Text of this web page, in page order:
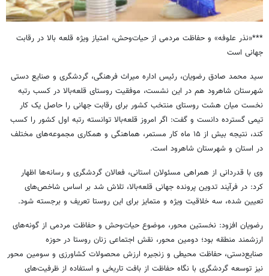
***«نذر علوفه» و حفاظت مردمی از حیات‌وحش، امتیاز ویژه قلعه بالا در رقابت
جهانی است
سید محمد صادق رضویان، رئیس اداره میراث فرهنگی، گردشگری و صنایع دستی
شهرستان شاهرود هم در این نشست، موفقیت روستای قلعه‌بالا در کسب رتبه
نخست میان هشت روستای منتخب کشور برای رقابت جهانی را حاصل یک کار
تیمی گسترده دانست و گفت: اگر امروز قلعه‌بالا توانسته رتبه اول کشور را کسب
کند، نتیجه بیش از ۱۵ ماه کار مستمر، هماهنگی و همکاری مجموعه‌های مختلف
در استان و شهرستان شاهرود است.
وی با قدردانی از همراهی مسئولان استانی، فعالان گردشگری و رسانه‌ها اظهار
کرد: در فرآیند تدوین پرونده جهانی قلعه‌بالا، تلاش شد بر اساس شاخص‌های
تعیین شده، سه خلاقیت ویژه و متمایز برای این روستا تعریف و برجسته شود.
رضویان افزود: نخستین محور، موضوع حیات‌وحش و حفاظت مردمی از گونه‌های
ارزشمند منطقه بود؛ دومین محور، نقش اجتماعی زنان روستا در حوزه
صنایع‌دستی، حفاظت محیطی و زنجیره ارزش محصولات کشاورزی و سومین محور
نیز توسعه گردشگری با نگاه حفاظت از بافت تاریخی و استفاده از ظرفیت‌های